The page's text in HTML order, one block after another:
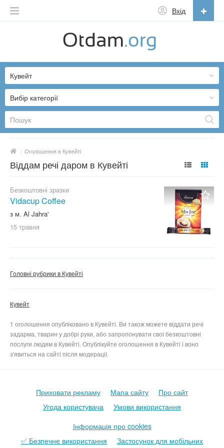
Вхід
English
Русский
Українська
Вибір категорії
Кувейт
/ Оголошення в Кувейті
Віддам речі даром в Кувейті
Безкоштовні зразки
Vidacup Coffee
з м. Al Jahra'
15 травня
Головні рубрики в Кувейті
Кувейт
1 оголошення опубліковано в Кувейті. Ви також можете віддати речі
задарма, тварин у добрі руки, або запропонувати свої безкоштовні
послуги людям в Кувейті. Опублікуйте оголошення в Кувейті і воно
з'явиться на сайті після модерації.
Приховати рекламу Мапа сайту
Про сайт
Угода користувача
Умови використання
Інформація про cookies
✅ Безпечне використання
Застосунок для мобільних